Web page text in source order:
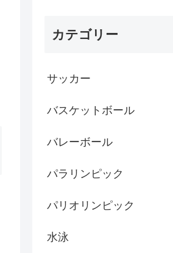
カテゴリー
サッカー
バスケットボール
バレーボール
パラリンピック
パリオリンピック
水泳